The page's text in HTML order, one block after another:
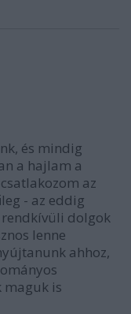
és mindig
a hajlam a
az
- az eddig
rendkívüli dolgok
lenne
ahhoz,
maguk is